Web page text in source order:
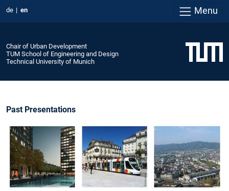
de en Menu
Chair of Urban Development
TUM School of Engineering and Design
Technical University of Munich
Past Presentations